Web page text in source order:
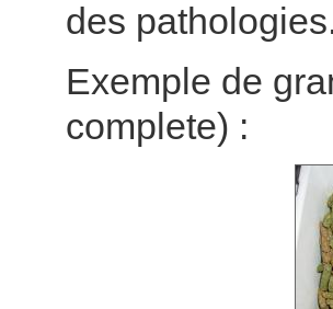
des
Exemple de
complete) :